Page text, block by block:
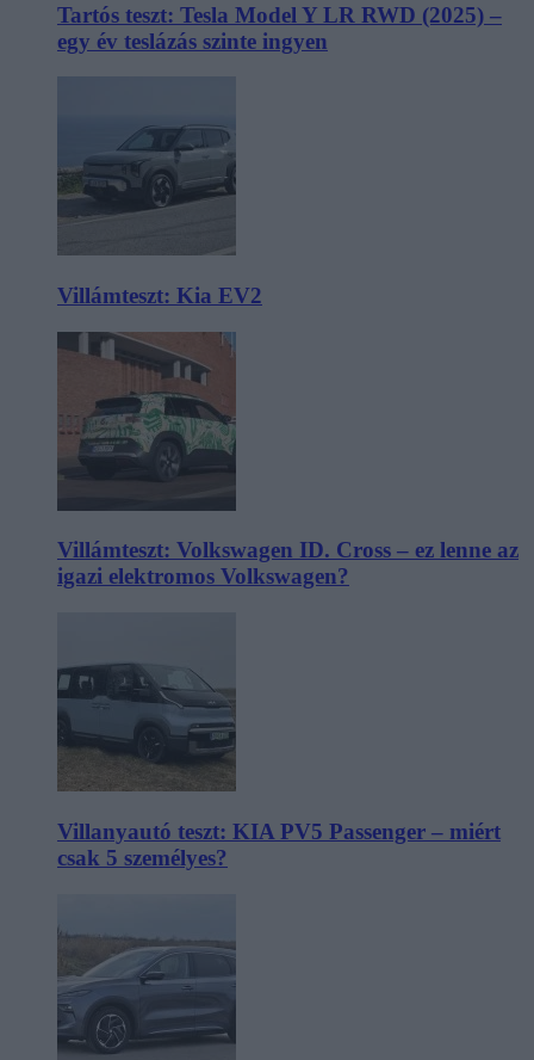
Tartós teszt: Tesla Model Y LR RWD (2025) –
egy év teslázás szinte ingyen
Villámteszt: Kia EV2
Villámteszt: Volkswagen ID. Cross – ez lenne az
igazi elektromos Volkswagen?
Villanyautó teszt: KIA PV5 Passenger – miért
csak 5 személyes?